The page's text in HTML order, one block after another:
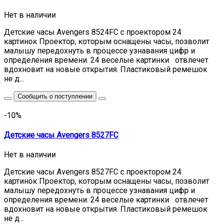
Нет в наличии
Детские часы Avengers 8524FC с проектором 24
картинок Проектор, которым оснащены часы, позволит
малышу передохнуть в процессе узнавания цифр и
определения времени. 24 веселые картинки отвлечет
вдохновит на новые открытия. Пластиковый ремешок
не д...
Сообщить о поступлении
-10%
Детские часы Avengers 8527FС
Нет в наличии
Детские часы Avengers 8527FС с проектором 24
картинок Проектор, которым оснащены часы, позволит
малышу передохнуть в процессе узнавания цифр и
определения времени. 24 веселые картинки отвлечет
вдохновит на новые открытия. Пластиковый ремешок
не д...